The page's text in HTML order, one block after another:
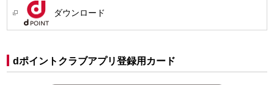
ダウンロード
dポイントクラブアプリ登録用カード